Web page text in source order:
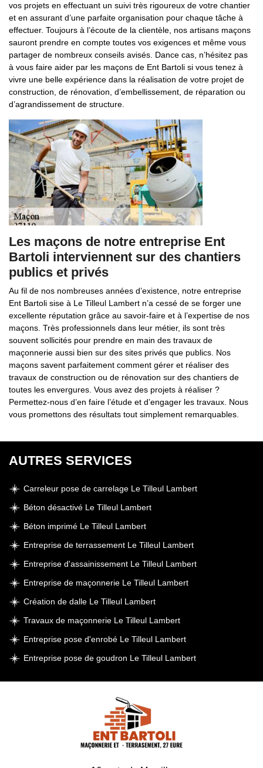
vos projets en effectuant un suivi très rigoureux de votre chantier
et en assurant d’une parfaite organisation pour chaque tâche à
effectuer. Toujours à l’écoute de la clientèle, nos artisans maçons
sauront prendre en compte toutes vos exigences et même vous
partager de nombreux conseils avisés. Dance cas, n’hésitez pas
à vous faire aider par les maçons de Ent Bartoli si vous tenez à
vivre une belle expérience dans la réalisation de votre projet de
construction, de rénovation, d’embellissement, de réparation ou
d’agrandissement de structure.
Les maçons de notre entreprise Ent
Bartoli interviennent sur des chantiers
publics et privés
Au fil de nos nombreuses années d’existence, notre entreprise
Ent Bartoli sise à Le Tilleul Lambert n’a cessé de se forger une
excellente réputation grâce au savoir-faire et à l’expertise de nos
maçons. Très professionnels dans leur métier, ils sont très
souvent sollicités pour prendre en main des travaux de
maçonnerie aussi bien sur des sites privés que publics. Nos
maçons savent parfaitement comment gérer et réaliser des
travaux de construction ou de rénovation sur des chantiers de
toutes les envergures. Vous avez des projets à réaliser ?
Permettez-nous d’en faire l’étude et d’engager les travaux. Nous
vous promettons des résultats tout simplement remarquables.
AUTRES SERVICES
Carreleur pose de carrelage Le Tilleul Lambert
Béton désactivé Le Tilleul Lambert
Béton imprimé Le Tilleul Lambert
Entreprise de terrassement Le Tilleul Lambert
Entreprise d'assainissement Le Tilleul Lambert
Entreprise de maçonnerie Le Tilleul Lambert
Création de dalle Le Tilleul Lambert
Travaux de maçonnerie Le Tilleul Lambert
Entreprise pose d'enrobé Le Tilleul Lambert
Entreprise pose de goudron Le Tilleul Lambert